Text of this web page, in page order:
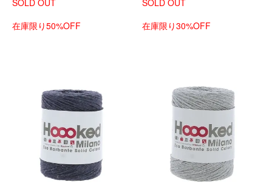
在庫限り50%OFF
在庫限り30%OFF